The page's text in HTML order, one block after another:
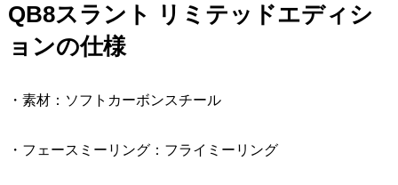
QB8スラント リミテッドエディシ
ョンの仕様
・素材：ソフトカーボンスチール
・フェースミーリング：フライミーリング